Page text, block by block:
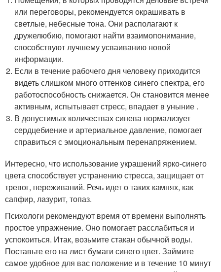
или переговоры, рекомендуется окрашивать в
светлые, небесные тона. Они располагают к
дружелюбию, помогают найти взаимопонимание,
способствуют лучшему усваиванию новой
информации.
Если в течение рабочего дня человеку приходится
видеть слишком много оттенков синего спектра, его
работоспособность снижается. Он становится менее
активным, испытывает стресс, впадает в уныние .
В допустимых количествах синева нормализует
сердцебиение и артериальное давление, помогает
справиться с эмоциональным перенапряжением.
Интересно, что использование украшений ярко-синего
цвета способствует устранению стресса, защищает от
тревог, переживаний. Речь идет о таких камнях, как
сапфир, лазурит, топаз.
Психологи рекомендуют время от времени выполнять
простое упражнение. Оно помогает расслабиться и
успокоиться. Итак, возьмите стакан обычной воды.
Поставьте его на лист бумаги синего цвет. Займите
самое удобное для вас положение и в течение 10 минут